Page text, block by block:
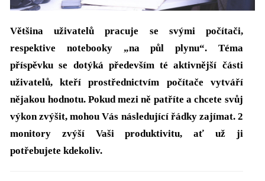
Většina uživatelů pracuje se svými počítači,
respektive notebooky „na půl plynu“. Téma
příspěvku se dotýká především té aktivnější části
uživatelů, kteří prostřednictvím počítače vytváří
nějakou hodnotu. Pokud mezi ně patříte a chcete svůj
výkon zvýšit, mohou Vás následující řádky zajímat. 2
monitory zvýší Vaši produktivitu, ať už ji
potřebujete kdekoliv.